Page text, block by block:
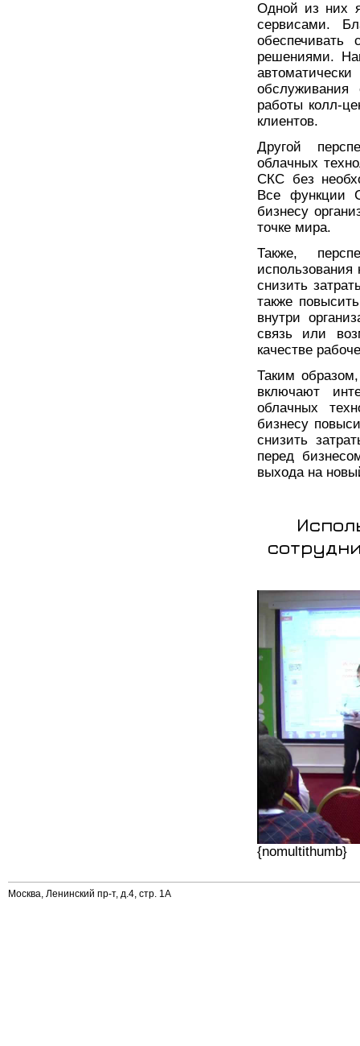
Одной из них
сервисами.
обеспечивать
решениями.
обслуживания
работы колл-
клиентов.
Другой
облачных
СКС без
Все функции
бизнесу
точке мира.
Также,
использования
снизить
также
внутри
связь или
качестве
Таким
включают
облачных
бизнесу
снизить
перед
выхода на
{nomultithumb}
Москва, Ленинский пр-т, д.4, стр. 1А